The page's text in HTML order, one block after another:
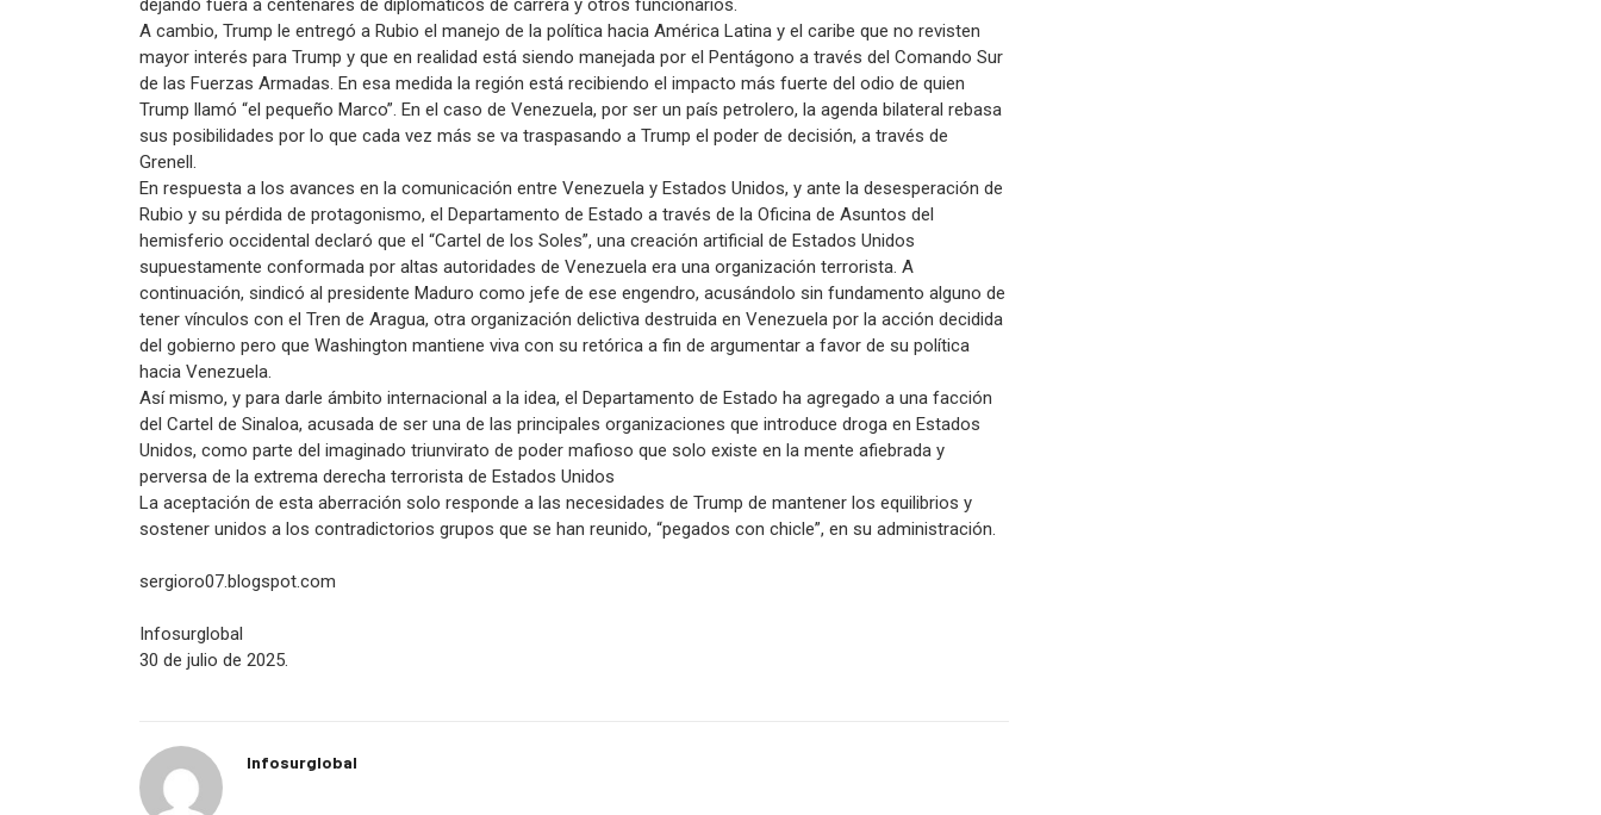
dejando fuera a centenares de diplomáticos de carrera y otros funcionarios.
A cambio, Trump le entregó a Rubio el manejo de la política hacia América Latina y el caribe que no revisten
mayor interés para Trump y que en realidad está siendo manejada por el Pentágono a través del Comando Sur
de las Fuerzas Armadas. En esa medida la región está recibiendo el impacto más fuerte del odio de quien
Trump llamó “el pequeño Marco”. En el caso de Venezuela, por ser un país petrolero, la agenda bilateral rebasa
sus posibilidades por lo que cada vez más se va traspasando a Trump el poder de decisión, a través de
Grenell.
En respuesta a los avances en la comunicación entre Venezuela y Estados Unidos, y ante la desesperación de
Rubio y su pérdida de protagonismo, el Departamento de Estado a través de la Oficina de Asuntos del
hemisferio occidental declaró que el “Cartel de los Soles”, una creación artificial de Estados Unidos
supuestamente conformada por altas autoridades de Venezuela era una organización terrorista. A
continuación, sindicó al presidente Maduro como jefe de ese engendro, acusándolo sin fundamento alguno de
tener vínculos con el Tren de Aragua, otra organización delictiva destruida en Venezuela por la acción decidida
del gobierno pero que Washington mantiene viva con su retórica a fin de argumentar a favor de su política
hacia Venezuela.
Así mismo, y para darle ámbito internacional a la idea, el Departamento de Estado ha agregado a una facción
del Cartel de Sinaloa, acusada de ser una de las principales organizaciones que introduce droga en Estados
Unidos, como parte del imaginado triunvirato de poder mafioso que solo existe en la mente afiebrada y
perversa de la extrema derecha terrorista de Estados Unidos
La aceptación de esta aberración solo responde a las necesidades de Trump de mantener los equilibrios y
sostener unidos a los contradictorios grupos que se han reunido, “pegados con chicle”, en su administración.
sergioro07.blogspot.com
Infosurglobal
30 de julio de 2025.
Infosurglobal